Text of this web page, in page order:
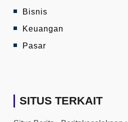
Bisnis
Keuangan
Pasar
SITUS TERKAIT